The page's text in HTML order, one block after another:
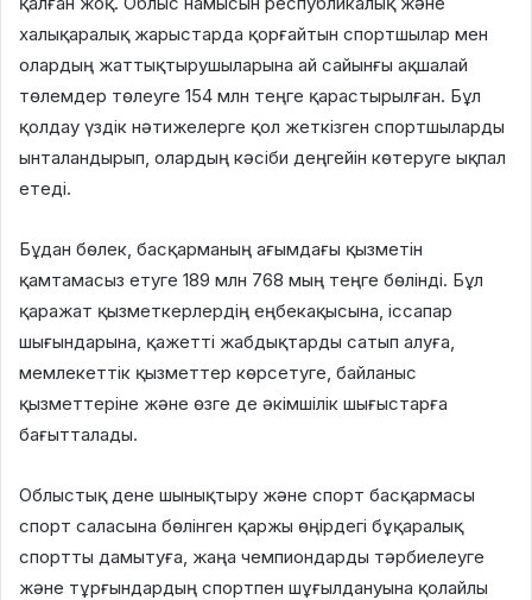
халықаралық жарыстарда қорғайтын спортшылар мен
олардың жаттықтырушыларына ай сайынғы ақшалай
төлемдер төлеуге 154 млн теңге қарастырылған. Бұл
қолдау үздік нәтижелерге қол жеткізген спортшыларды
ынталандырып, олардың кәсіби деңгейін көтеруге ықпал
етеді.
Бұдан бөлек, басқарманың ағымдағы қызметін
қамтамасыз етуге 189 млн 768 мың теңге бөлінді. Бұл
қаражат қызметкерлердің еңбекақысына, іссапар
шығындарына, қажетті жабдықтарды сатып алуға,
мемлекеттік қызметтер көрсетуге, байланыс
қызметтеріне және өзге де әкімшілік шығыстарға
бағытталады.
Облыстық дене шынықтыру және спорт басқармасы
спорт саласына бөлінген қаржы өңірдегі бұқаралық
спортты дамытуға, жаңа чемпиондарды тәрбиелеуге
және тұрғындардың спортпен шұғылдануына қолайлы